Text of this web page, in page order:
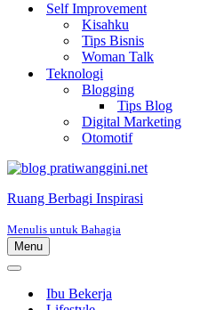
Self Improvement
Kisahku
Tips Bisnis
Woman Talk
Teknologi
Blogging
Tips Blog
Digital Marketing
Otomotif
Ruang Berbagi Inspirasi
Menulis untuk Bahagia
Menu
Menu
Menu
NavigasiIbu Bekerja